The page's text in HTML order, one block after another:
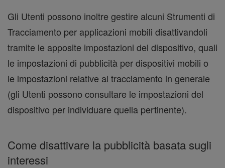
Gli Utenti possono inoltre gestire alcuni Strumenti di
Tracciamento per applicazioni mobili disattivandoli
tramite le apposite impostazioni del dispositivo, quali
le impostazioni di pubblicità per dispositivi mobili o
le impostazioni relative al tracciamento in generale
(gli Utenti possono consultare le impostazioni del
dispositivo per individuare quella pertinente).
Come disattivare la pubblicità basata sugli
interessi